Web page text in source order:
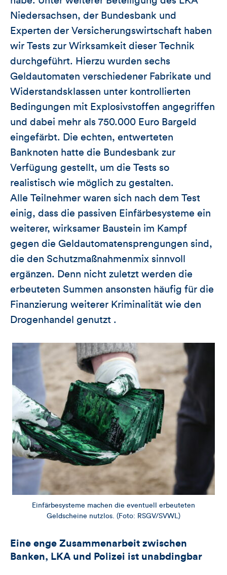
Niedersachsen, der Bundesbank und
Experten der Versicherungswirtschaft haben
wir Tests zur Wirksamkeit dieser Technik
durchgeführt. Hierzu wurden sechs
Geldautomaten verschiedener Fabrikate und
Widerstandsklassen unter kontrollierten
Bedingungen mit Explosivstoffen angegriffen
und dabei mehr als 750.000 Euro Bargeld
eingefärbt. Die echten, entwerteten
Banknoten hatte die Bundesbank zur
Verfügung gestellt, um die Tests so
realistisch wie möglich zu gestalten.
Alle Teilnehmer waren sich nach dem Test
einig, dass die passiven Einfärbesysteme ein
weiterer, wirksamer Baustein im Kampf
gegen die Geldautomatensprengungen sind,
die den Schutzmaßnahmenmix sinnvoll
ergänzen. Denn nicht zuletzt werden die
erbeuteten Summen ansonsten häufig für die
Finanzierung weiterer Kriminalität wie den
Drogenhandel genutzt .
Einfärbesysteme machen die eventuell erbeuteten
Geldscheine nutzlos. (Foto: RSGV/SVWL)
Eine enge Zusammenarbeit zwischen
Banken, LKA und Polizei ist unabdingbar